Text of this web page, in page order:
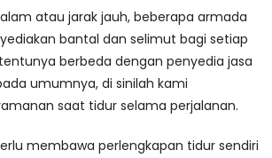
atau jarak jauh, beberapa armada
bantal dan selimut bagi setiap
berbeda dengan penyedia jasa
umumnya, di sinilah kami
saat tidur selama perjalanan.
membawa perlengkapan tidur sendiri